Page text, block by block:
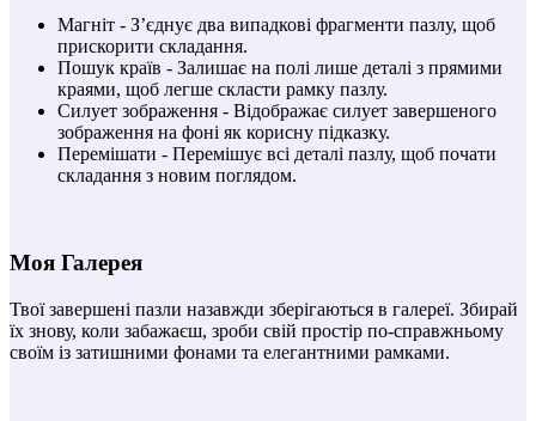
Магніт - З’єднує два випадкові фрагменти пазлу, щоб
прискорити складання.
Пошук країв - Залишає на полі лише деталі з прямими
краями, щоб легше скласти рамку пазлу.
Силует зображення - Відображає силует завершеного
зображення на фоні як корисну підказку.
Перемішати - Перемішує всі деталі пазлу, щоб почати
складання з новим поглядом.
Моя Галерея
Твої завершені пазли назавжди зберігаються в галереї. Збирай
їх знову, коли забажаєш, зроби свій простір по-справжньому
своїм із затишними фонами та елегантними рамками.